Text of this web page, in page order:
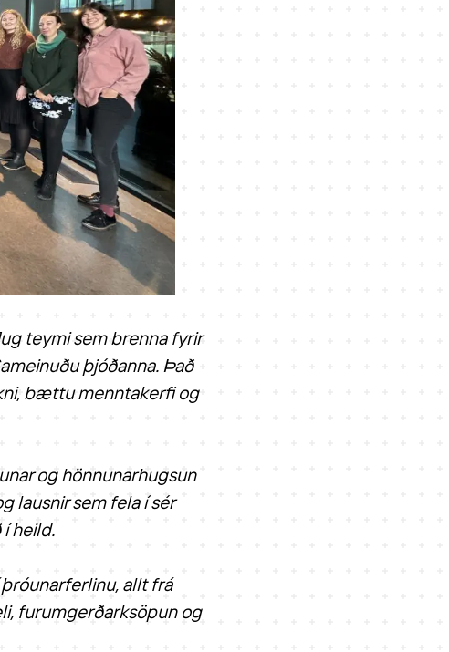
teymi sem brenna fyrir
þjóðanna. Það
bættu menntakerfi og
og hönnunarhugsun
lausnir sem fela í sér
heild.
allt frá
furumgerðarksöpun og